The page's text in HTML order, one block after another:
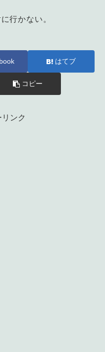
行かない。
はてブ
コピー
ンク